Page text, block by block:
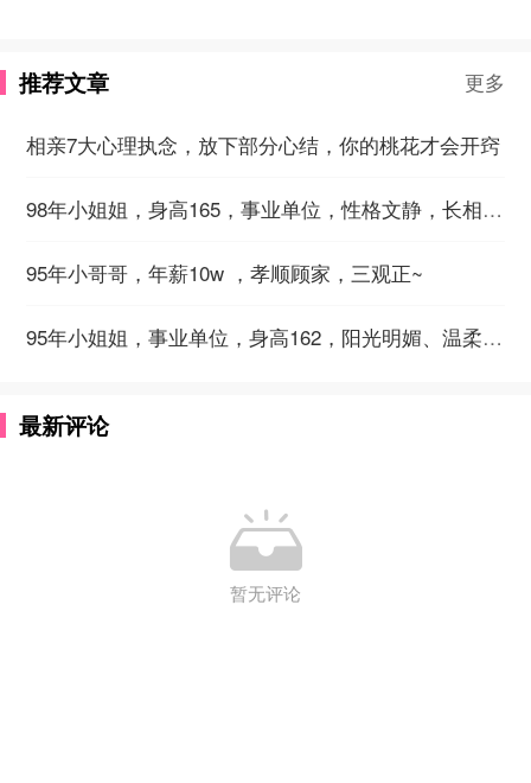
推荐文章 更多
相亲7大心理执念，放下部分心结，你的桃花才会开窍
98年小姐姐，身高165，事业单位，性格文静，长相温柔~
95年小哥哥，年薪10w ，孝顺顾家，三观正~
95年小姐姐，事业单位，身高162，阳光明媚、温柔乐观~
最新评论

暂无评论